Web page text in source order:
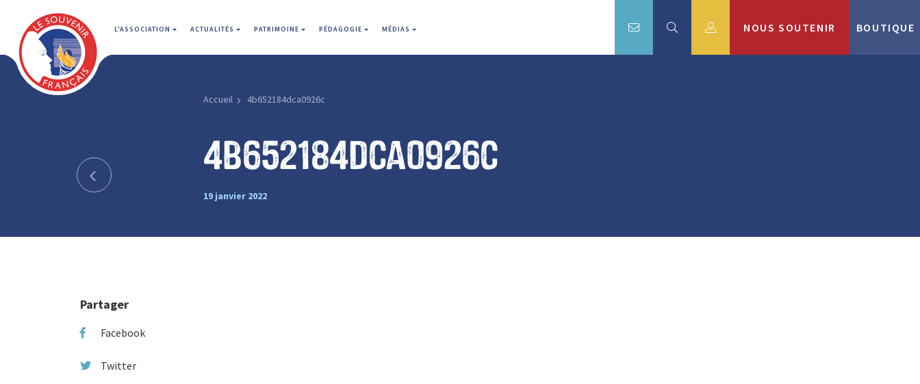
L'ASSOCIATION ACTUALITÉS PATRIMOINE PÉDAGOGIE MÉDIAS NOUS SOUTENIR BOUTIQUE
Accueil 4b652184dca0926c
4b652184dca0926c
19 janvier 2022
Partager
Facebook
Twitter